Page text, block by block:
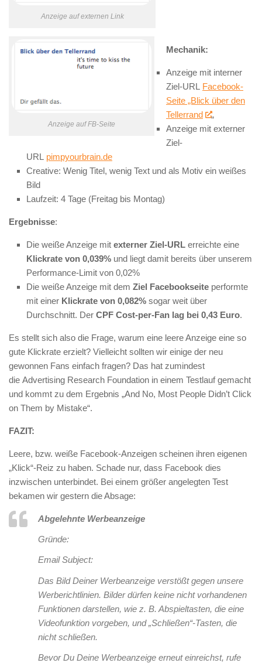
Anzeige auf externen Link
Anzeige auf FB-Seite
Mechanik:
Anzeige mit interner
Ziel-URL Facebook-
Seite „Blick über den
Tellerrand
„
Anzeige mit externer
Ziel-
URL pimpyourbrain.de
Creative: Wenig Titel, wenig Text und als Motiv ein weißes
Bild
Laufzeit: 4 Tage (Freitag bis Montag)
Ergebnisse:
Die weiße Anzeige mit externer Ziel-URL erreichte eine
Klickrate von 0,039% und liegt damit bereits über unserem
Performance-Limit von 0,02%
Die weiße Anzeige mit dem Ziel Facebookseite performte
mit einer Klickrate von 0,082% sogar weit über
Durchschnitt. Der CPF Cost-per-Fan lag bei 0,43 Euro.
Es stellt sich also die Frage, warum eine leere Anzeige eine so
gute Klickrate erzielt? Vielleicht sollten wir einige der neu
gewonnen Fans einfach fragen? Das hat zumindest
die Advertising Research Foundation in einem Testlauf gemacht
und kommt zu dem Ergebnis „And No, Most People Didn’t Click
on Them by Mistake“.
FAZIT:
Leere, bzw. weiße Facebook-Anzeigen scheinen ihren eigenen
„Klick“-Reiz zu haben. Schade nur, dass Facebook dies
inzwischen unterbindet. Bei einem größer angelegten Test
bekamen wir gestern die Absage:
Abgelehnte Werbeanzeige
Gründe:
Email Subject:
Das Bild Deiner Werbeanzeige verstößt gegen unsere
Werberichtlinien. Bilder dürfen keine nicht vorhandenen
Funktionen darstellen, wie z. B. Abspieltasten, die eine
Videofunktion vorgeben, und „Schließen“-Tasten, die
nicht schließen.
Bevor Du Deine Werbeanzeige erneut einreichst, rufe